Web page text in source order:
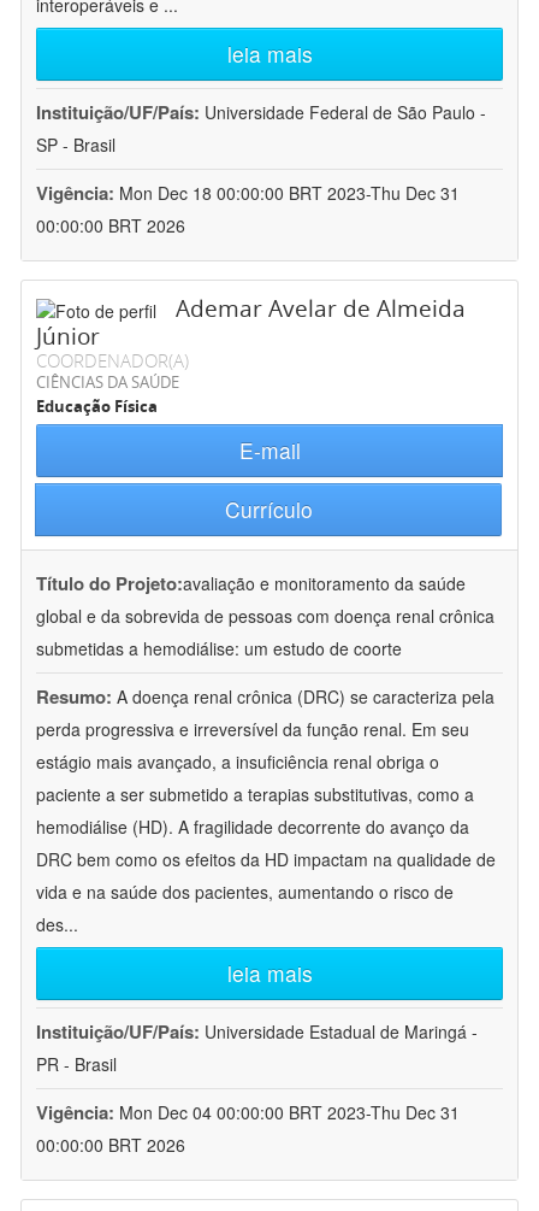
interoperáveis e ...
leia mais
Instituição/UF/País: Universidade Federal de São Paulo -
SP - Brasil
Vigência: Mon Dec 18 00:00:00 BRT 2023-Thu Dec 31
00:00:00 BRT 2026
Ademar Avelar de Almeida
Júnior
COORDENADOR(A)
CIÊNCIAS DA SAÚDE
Educação Física
E-mail
Currículo
Título do Projeto:avaliação e monitoramento da saúde
global e da sobrevida de pessoas com doença renal crônica
submetidas a hemodiálise: um estudo de coorte
Resumo: A doença renal crônica (DRC) se caracteriza pela
perda progressiva e irreversível da função renal. Em seu
estágio mais avançado, a insuficiência renal obriga o
paciente a ser submetido a terapias substitutivas, como a
hemodiálise (HD). A fragilidade decorrente do avanço da
DRC bem como os efeitos da HD impactam na qualidade de
vida e na saúde dos pacientes, aumentando o risco de
des...
leia mais
Instituição/UF/País: Universidade Estadual de Maringá -
PR - Brasil
Vigência: Mon Dec 04 00:00:00 BRT 2023-Thu Dec 31
00:00:00 BRT 2026